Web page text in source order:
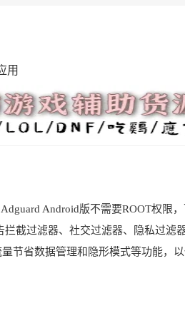
用
Android版不需要ROOT权限
截过滤器、社交过滤器、隐私过滤
节省数据管理和隐形模式等功能，以